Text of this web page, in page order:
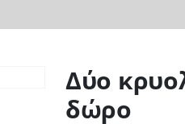
Δύο
δώρο